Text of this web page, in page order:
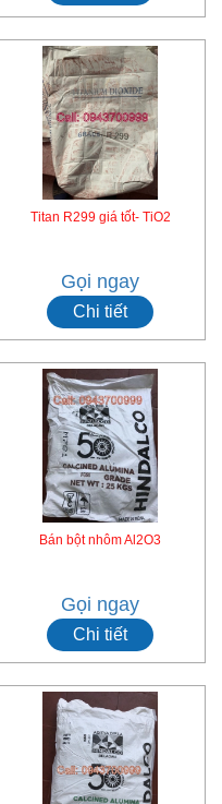
Titan R299 giá tốt- TiO2
Gọi ngay
Chi tiết
Bán bột nhôm Al2O3
Gọi ngay
Chi tiết